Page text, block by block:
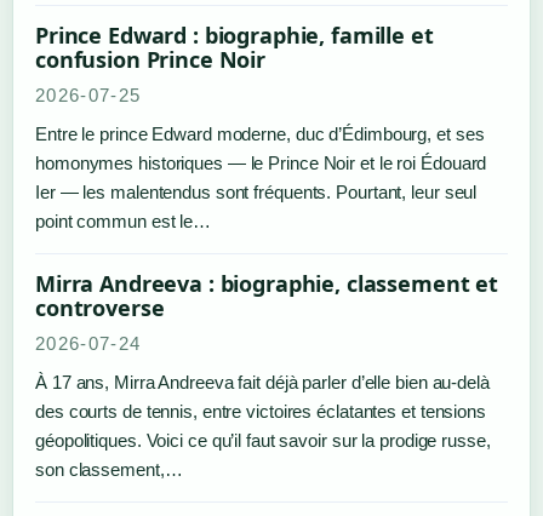
Prince Edward : biographie, famille et
confusion Prince Noir
2026-07-25
Entre le prince Edward moderne, duc d’Édimbourg, et ses
homonymes historiques — le Prince Noir et le roi Édouard
Ier — les malentendus sont fréquents. Pourtant, leur seul
point commun est le…
Mirra Andreeva : biographie, classement et
controverse
2026-07-24
À 17 ans, Mirra Andreeva fait déjà parler d’elle bien au-delà
des courts de tennis, entre victoires éclatantes et tensions
géopolitiques. Voici ce qu’il faut savoir sur la prodige russe,
son classement,…